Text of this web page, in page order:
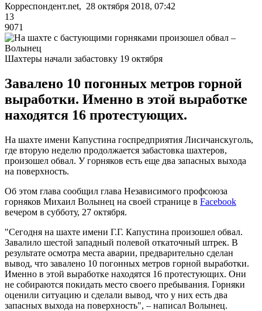
Корреспондент.net, 28 октября 2018, 07:42
13
9071
Шахтеры начали забастовку 19 октября
Завалено 10 погонных метров горной
выработки. Именно в этой выработке
находятся 16 протестующих.
На шахте имени Капустина госпредприятия Лисичанскуголь,
где вторую неделю продолжается забастовка шахтеров,
произошел обвал. У горняков есть еще два запасных выхода
на поверхность.
Об этом глава сообщил глава Независимого профсоюза
горняков Михаил Волынец на своей странице в Facebook
вечером в субботу, 27 октября.
"Сегодня на шахте имени Г.Г. Капустина произошел обвал.
Завалило шестой западный полевой откаточный штрек. В
результате осмотра места аварии, предварительно сделан
вывод, что завалено 10 погонных метров горной выработки.
Именно в этой выработке находятся 16 протестующих. Они
не собираются покидать место своего пребывания. Горняки
оценили ситуацию и сделали вывод, что у них есть два
запасных выхода на поверхность", – написал Волынец.